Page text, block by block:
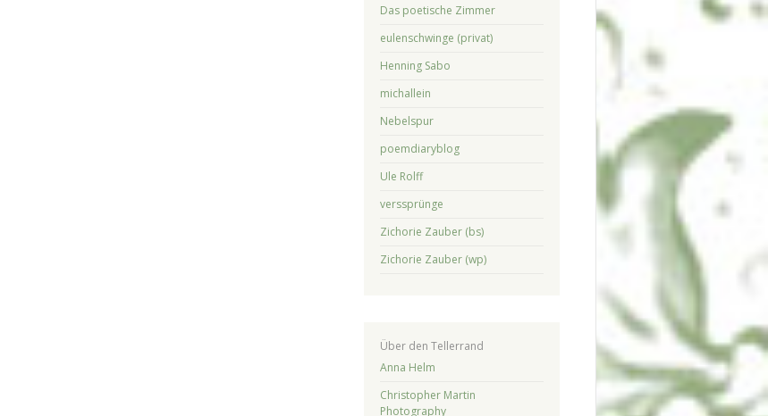
Das poetische Zimmer
eulenschwinge (privat)
Henning Sabo
michallein
Nebelspur
poemdiaryblog
Ule Rolff
verssprünge
Zichorie Zauber (bs)
Zichorie Zauber (wp)
Über den Tellerrand
Anna Helm
Christopher Martin
Photography